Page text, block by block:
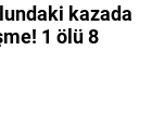
kazada
1 ölü 8